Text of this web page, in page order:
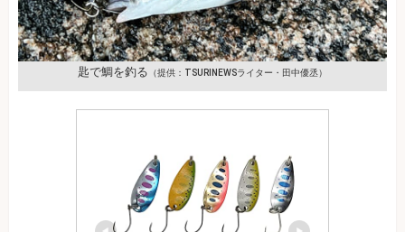
匙で鯛を釣る （提供：TSURINEWSライター・田中優丞）